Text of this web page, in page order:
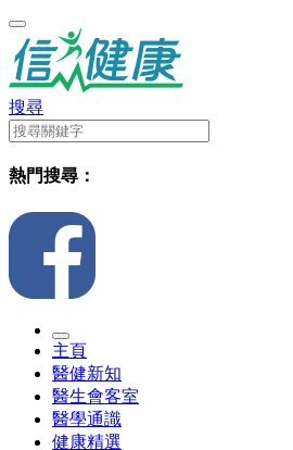
搜尋
熱門搜尋：
主頁
醫健新知
醫生會客室
醫學通識
健康精選